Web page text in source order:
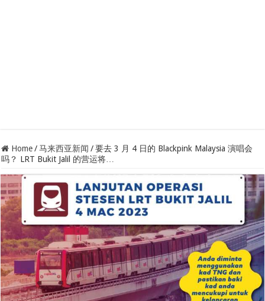
Home / 马来西亚新闻 / 要去 3 月 4 日的 Blackpink Malaysia 演唱会
吗？ LRT Bukit Jalil 的营运将…